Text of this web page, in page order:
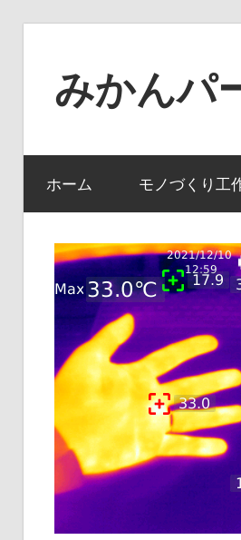
みかんパ
ー
ジ
ャ
ン
ル
で
役
に
立
な
い
報
を
ホーム モノづくり工